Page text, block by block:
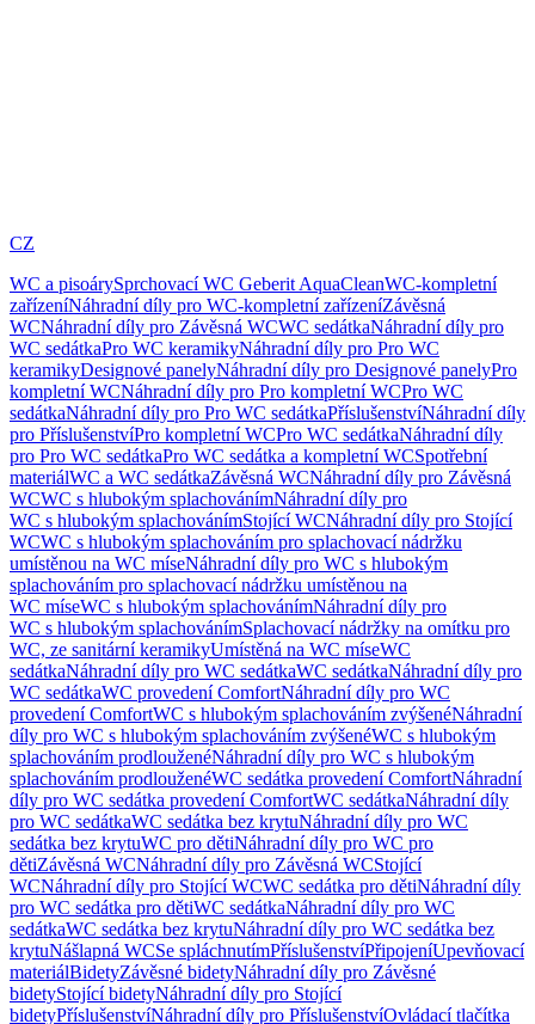
CZ
WC a pisoárySprchovací WC Geberit AquaCleanWC-kompletní
zařízeníNáhradní díly pro WC-kompletní zařízeníZávěsná
WCNáhradní díly pro Závěsná WCWC sedátkaNáhradní díly pro
WC sedátkaPro WC keramikyNáhradní díly pro Pro WC
keramikyDesignové panelyNáhradní díly pro Designové panelyPro
kompletní WCNáhradní díly pro Pro kompletní WCPro WC
sedátkaNáhradní díly pro Pro WC sedátkaPříslušenstvíNáhradní díly
pro PříslušenstvíPro kompletní WCPro WC sedátkaNáhradní díly
pro Pro WC sedátkaPro WC sedátka a kompletní WCSpotřební
materiálWC a WC sedátkaZávěsná WCNáhradní díly pro Závěsná
WCWC s hlubokým splachovánímNáhradní díly pro
WC s hlubokým splachovánímStojící WCNáhradní díly pro Stojící
WCWC s hlubokým splachováním pro splachovací nádržku
umístěnou na WC míseNáhradní díly pro WC s hlubokým
splachováním pro splachovací nádržku umístěnou na
WC míseWC s hlubokým splachovánímNáhradní díly pro
WC s hlubokým splachovánímSplachovací nádržky na omítku pro
WC, ze sanitární keramikyUmístěná na WC míseWC
sedátkaNáhradní díly pro WC sedátkaWC sedátkaNáhradní díly pro
WC sedátkaWC provedení ComfortNáhradní díly pro WC
provedení ComfortWC s hlubokým splachováním zvýšenéNáhradní
díly pro WC s hlubokým splachováním zvýšenéWC s hlubokým
splachováním prodlouženéNáhradní díly pro WC s hlubokým
splachováním prodlouženéWC sedátka provedení ComfortNáhradní
díly pro WC sedátka provedení ComfortWC sedátkaNáhradní díly
pro WC sedátkaWC sedátka bez krytuNáhradní díly pro WC
sedátka bez krytuWC pro dětiNáhradní díly pro WC pro
dětiZávěsná WCNáhradní díly pro Závěsná WCStojící
WCNáhradní díly pro Stojící WCWC sedátka pro dětiNáhradní díly
pro WC sedátka pro dětiWC sedátkaNáhradní díly pro WC
sedátkaWC sedátka bez krytuNáhradní díly pro WC sedátka bez
krytuNášlapná WCSe spláchnutímPříslušenstvíPřipojeníUpevňovací
materiálBidetyZávěsné bidetyNáhradní díly pro Závěsné
bidetyStojící bidetyNáhradní díly pro Stojící
bidetyPříslušenstvíNáhradní díly pro PříslušenstvíOvládací tlačítka